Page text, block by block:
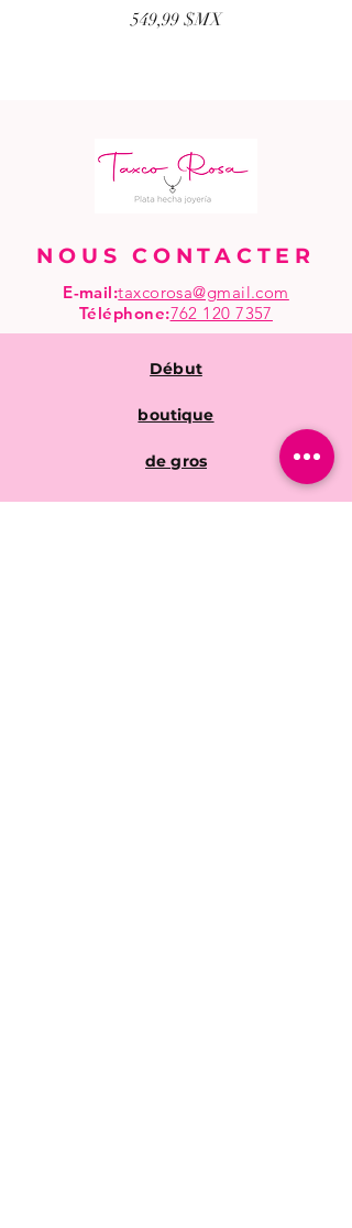
Prix
549,99 $MX
NOUS CONTACTER
E-mail:taxcorosa@gmail.com
Téléphone:762 120 7357
Début
boutique
de gros